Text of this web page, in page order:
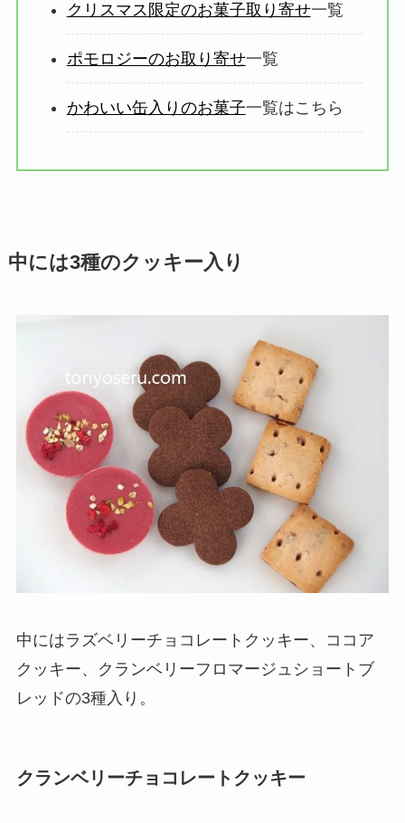
クリスマス限定のお菓子取り寄せ一覧
ポモロジーのお取り寄せ一覧
かわいい缶入りのお菓子一覧はこちら
中には3種のクッキー入り
中にはラズベリーチョコレートクッキー、ココア
クッキー、クランベリーフロマージュショートブ
レッドの3種入り。
クランベリーチョコレートクッキー